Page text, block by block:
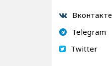
Вконтакте
Telegram
Twitter